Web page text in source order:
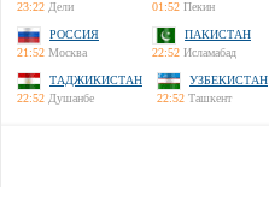
23:22 Дели
01:52 Пекин
РОССИЯ
21:52 Москва
ПАКИСТАН
22:52 Исламабад
ТАДЖИКИСТАН
22:52 Душанбе
УЗБЕКИСТАН
22:52 Ташкент